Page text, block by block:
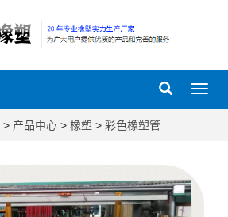
导
> 产品中心 > 橡塑 > 彩色橡塑管